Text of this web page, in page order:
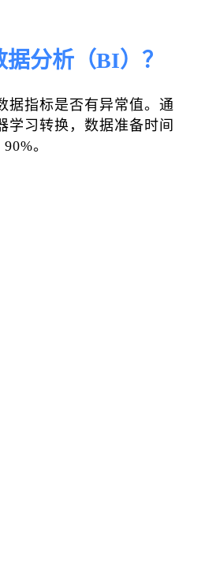
分析（BI）？
据指标是否有异常值。通
学习转换，数据准备时间
。